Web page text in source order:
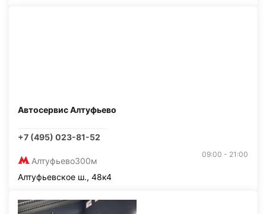
Автосервис Алтуфьево
+7 (495) 023-81-52
Алтуфьево300м
09:00 - 21:00
Алтуфьевское ш., 48к4